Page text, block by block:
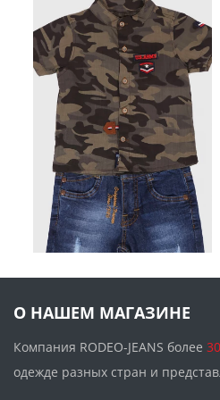
О НАШЕМ МАГАЗИНЕ
Компания RODEO-JEANS более
одежде разных стран и